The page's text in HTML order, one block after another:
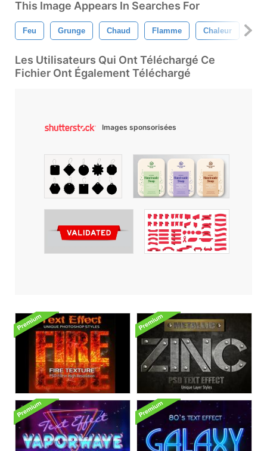
This Image Appears In Searches For
Feu Grunge Chaud Flamme Chaleur
Les Utilisateurs Qui Ont Téléchargé Ce
Fichier Ont Également Téléchargé
Images sponsorisées